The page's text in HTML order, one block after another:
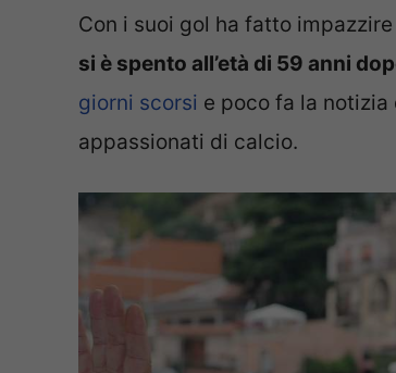
Con i suoi gol ha fatto
si è spento all’età di 59 anni
giorni scorsi e poco fa la notizia
appassionati di calcio.